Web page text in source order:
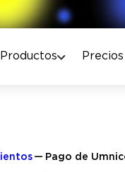
Productos Precios
Pago de